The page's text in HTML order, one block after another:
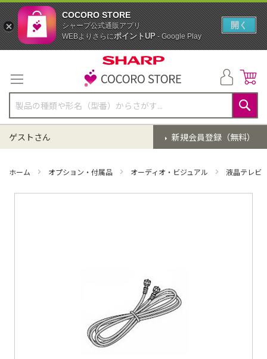
テ
ン
ツ
に
ス
キ
ッ
検
索
新規会員登録（無料）
ゲストさん
ホーム オプション・付属品 オーディオ・ビジュアル 液晶テレ
COCORO STORE
シャープ公式通販アプリ
WEBよりさらにポイントUP- Google Play
開く